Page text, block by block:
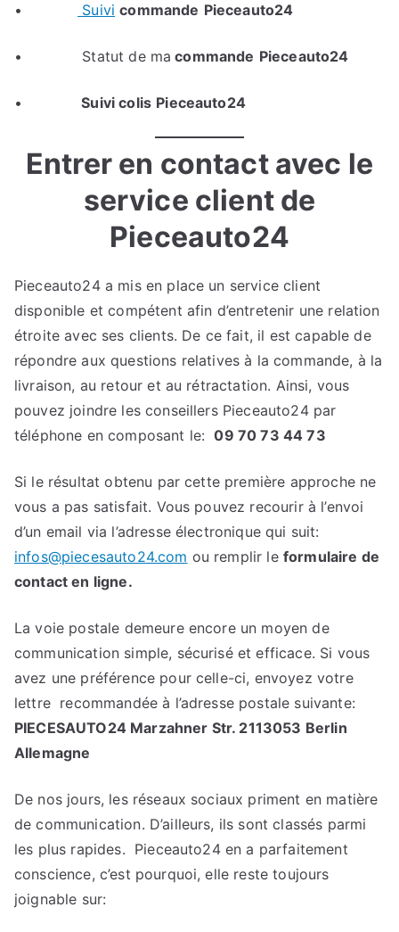
• Suivi commande Pieceauto24
• Statut de ma commande Pieceauto24
• Suivi colis Pieceauto24
Entrer en contact avec le
service client de
Pieceauto24
Pieceauto24 a mis en place un service client
disponible et compétent afin d’entretenir une relation
étroite avec ses clients. De ce fait, il est capable de
répondre aux questions relatives à la commande, à la
livraison, au retour et au rétractation. Ainsi, vous
pouvez joindre les conseillers Pieceauto24 par
téléphone en composant le:09 70 73 44 73
Si le résultat obtenu par cette première approche ne
vous a pas satisfait. Vous pouvez recourir à l’envoi
d’un email via l’adresse électronique qui suit:
infos@piecesauto24.com ou remplir le formulaire de
contact en ligne.
La voie postale demeure encore un moyen de
communication simple, sécurisé et efficace. Si vous
avez une préférence pour celle-ci, envoyez votre
lettre recommandée à l’adresse postale suivante:
PIECESAUTO24 Marzahner Str. 2113053 Berlin
Allemagne
De nos jours, les réseaux sociaux priment en matière
de communication. D’ailleurs, ils sont classés parmi
les plus rapides. Pieceauto24 en a parfaitement
conscience, c’est pourquoi, elle reste toujours
joignable sur: